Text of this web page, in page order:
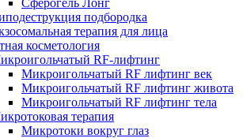
Сферогель Лонг
подбородка
терапия для лица
косметология
RF-лифтинг
Микроигольчатый RF лифтинг век
Микроигольчатый RF лифтинг живота
Микроигольчатый RF лифтинг тела
терапия
Микротоки вокруг глаз